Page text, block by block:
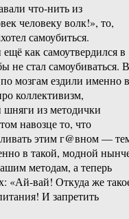
что-нить из
человеку волк!», то,
самоубиться.
как самоутвердился в
не стал самоубиваться. В
мозгам ездили именно в
коллективизм,
из методички
навозце то, что
этим г@вном —
в такой, модной
методам, а теперь
«Ай-вай! Откуда же
И запретить